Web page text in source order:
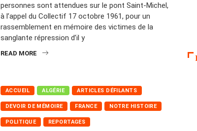
personnes sont attendues sur le pont Saint-Michel,
à l’appel du Collectif 17 octobre 1961, pour un
rassemblement en mémoire des victimes de la
sanglante répression d’il y
READ MORE
ACCUEIL ALGÉRIE ARTICLES DÉFILANTS
DEVOIR DE MÉMOIRE FRANCE NOTRE HISTOIRE
POLITIQUE REPORTAGES